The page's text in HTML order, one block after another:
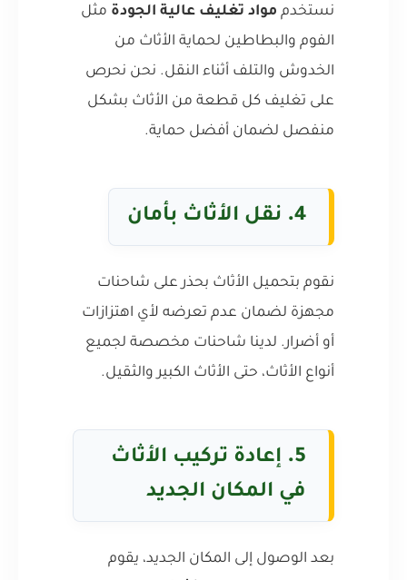
نستخدم مواد تغليف عالية الجودة مثل
الفوم والبطاطين لحماية الأثاث من
الخدوش والتلف أثناء النقل. نحن نحرص
على تغليف كل قطعة من الأثاث بشكل
منفصل لضمان أفضل حماية.
4. نقل الأثاث بأمان
نقوم بتحميل الأثاث بحذر على شاحنات
مجهزة لضمان عدم تعرضه لأي اهتزازات
أو أضرار. لدينا شاحنات مخصصة لجميع
أنواع الأثاث، حتى الأثاث الكبير والثقيل.
5.
إعادة تركيب الأثاث
في المكان الجديد
بعد الوصول إلى المكان الجديد، يقوم